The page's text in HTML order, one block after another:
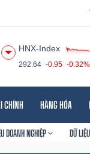
HNX-Index
292.64 -0.95 -0.32%
CHÍNH HÀNG HÓA
DOANH NGHIỆP DỮ